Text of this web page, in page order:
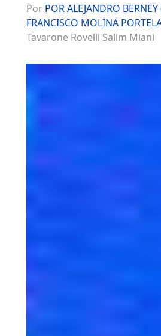
Por POR ALEJANDRO
FRANCISCO MOLINA
Tavarone Rovelli Salim Miani